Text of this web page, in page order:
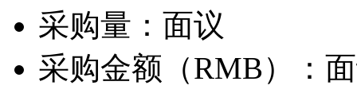
采购量： 面议
采购金额（RMB）：